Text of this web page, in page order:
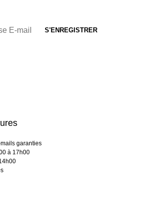
garanties
à 17h00